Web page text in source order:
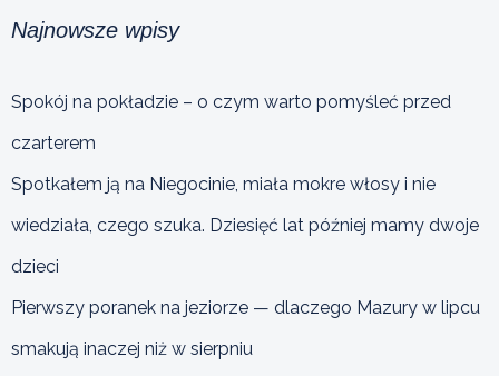
Najnowsze wpisy
Spokój na pokładzie – o czym warto pomyśleć przed
czarterem
Spotkałem ją na Niegocinie, miała mokre włosy i nie
wiedziała, czego szuka. Dziesięć lat później mamy dwoje
dzieci
Pierwszy poranek na jeziorze — dlaczego Mazury w lipcu
smakują inaczej niż w sierpniu